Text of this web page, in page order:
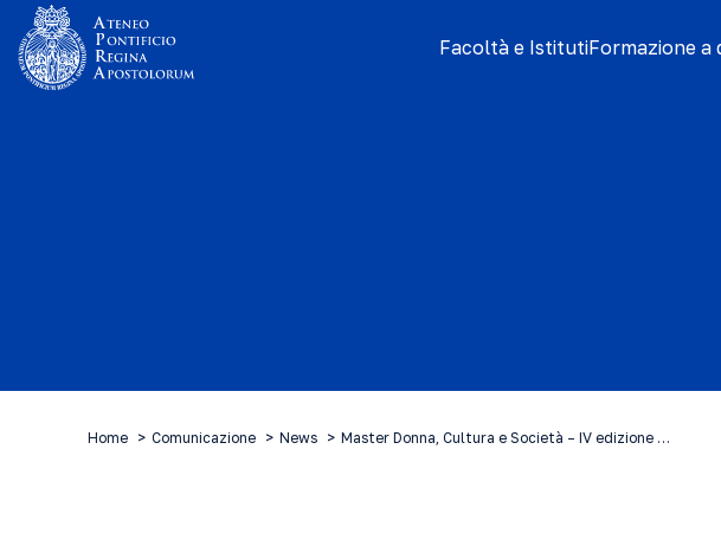
Facoltà e IstitutiFormazione a
Home Comunicazione News Master Donna, Cultura e Società – IV edizione …